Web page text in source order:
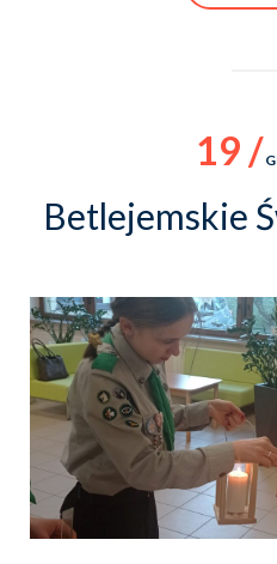
19 /
Betlejemskie